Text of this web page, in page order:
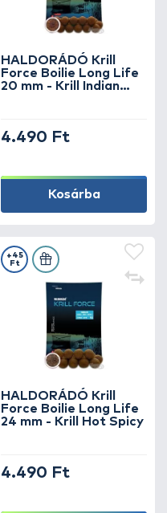
HALDORÁDÓ Krill
Force Boilie Long Life
20 mm - Krill Indian
4.490 Ft
Kosárba
HALDORÁDÓ Krill
Force Boilie Long Life
24 mm - Krill Hot Spicy
+45
Ft
4.490 Ft